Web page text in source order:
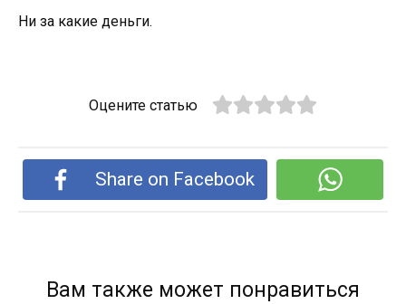
Ни за какие деньги.
Оцените статью
Share on Facebook
Вам также может понравиться